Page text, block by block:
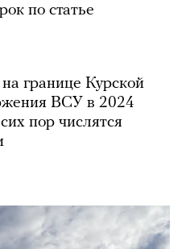
по статье
границе Курской
ВСУ в 2024
пор числятся